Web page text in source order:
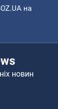
на
новин